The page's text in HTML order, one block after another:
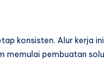
konsisten. Alur kerja
memulai pembuatan